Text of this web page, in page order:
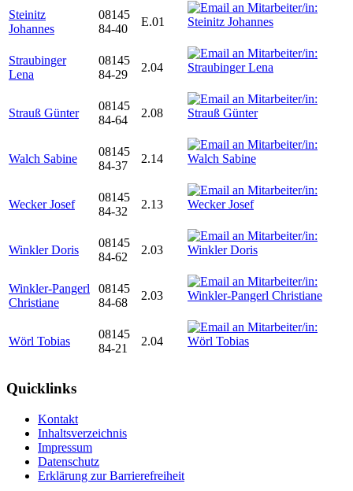
Steinitz
Johannes
08145
84-40
E.01
Straubinger
Lena
08145
84-29
2.04
Strauß Günter
08145
84-64
2.08
Walch Sabine
08145
84-37
2.14
Wecker Josef
08145
84-32
2.13
Winkler Doris
08145
84-62
2.03
Winkler-Pangerl
Christiane
08145
84-68
2.03
Wörl Tobias
08145
84-21
2.04
Quicklinks
Kontakt
Inhaltsverzeichnis
Impressum
Datenschutz
Erklärung zur Barrierefreiheit